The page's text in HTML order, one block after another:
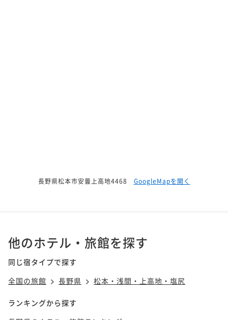
長野県松本市安曇上高地4468 GoogleMapを開く
他のホテル・旅館を探す
同じ宿タイプで探す
全国の旅館
長野県 松本・浅間・上高地・塩尻
ランキングから探す